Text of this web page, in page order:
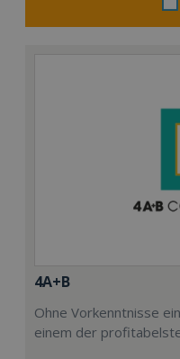
4A+B
Ohne Vorkenntnisse
einem der